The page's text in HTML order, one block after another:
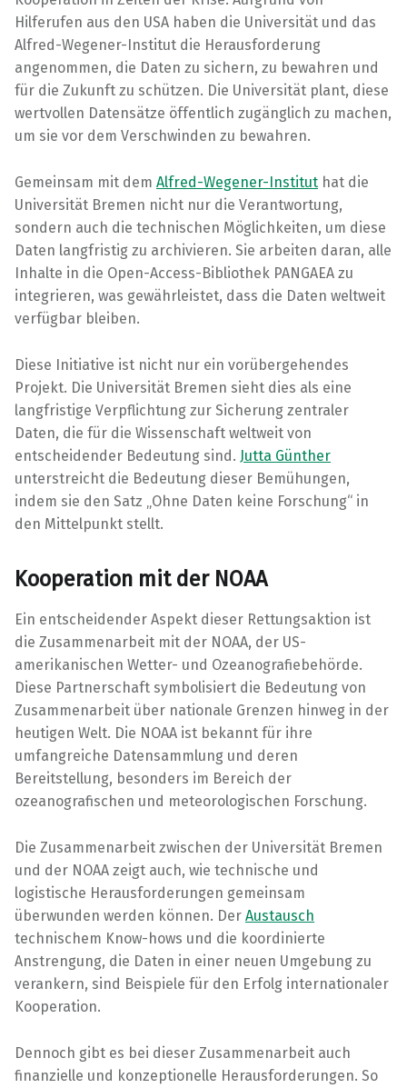
Hilferufen aus den USA haben die Universität und das
Alfred-Wegener-Institut die Herausforderung
angenommen, die Daten zu sichern, zu bewahren und
für die Zukunft zu schützen. Die Universität plant, diese
wertvollen Datensätze öffentlich zugänglich zu machen,
um sie vor dem Verschwinden zu bewahren.
Gemeinsam mit dem Alfred-Wegener-Institut hat die
Universität Bremen nicht nur die Verantwortung,
sondern auch die technischen Möglichkeiten, um diese
Daten langfristig zu archivieren. Sie arbeiten daran, alle
Inhalte in die Open-Access-Bibliothek PANGAEA zu
integrieren, was gewährleistet, dass die Daten weltweit
verfügbar bleiben.
Diese Initiative ist nicht nur ein vorübergehendes
Projekt. Die Universität Bremen sieht dies als eine
langfristige Verpflichtung zur Sicherung zentraler
Daten, die für die Wissenschaft weltweit von
entscheidender Bedeutung sind. Jutta Günther
unterstreicht die Bedeutung dieser Bemühungen,
indem sie den Satz „Ohne Daten keine Forschung“ in
den Mittelpunkt stellt.
Kooperation mit der NOAA
Ein entscheidender Aspekt dieser Rettungsaktion ist
die Zusammenarbeit mit der NOAA, der US-
amerikanischen Wetter- und Ozeanografiebehörde.
Diese Partnerschaft symbolisiert die Bedeutung von
Zusammenarbeit über nationale Grenzen hinweg in der
heutigen Welt. Die NOAA ist bekannt für ihre
umfangreiche Datensammlung und deren
Bereitstellung, besonders im Bereich der
ozeanografischen und meteorologischen Forschung.
Die Zusammenarbeit zwischen der Universität Bremen
und der NOAA zeigt auch, wie technische und
logistische Herausforderungen gemeinsam
überwunden werden können. Der Austausch
technischem Know-hows und die koordinierte
Anstrengung, die Daten in einer neuen Umgebung zu
verankern, sind Beispiele für den Erfolg internationaler
Kooperation.
Dennoch gibt es bei dieser Zusammenarbeit auch
finanzielle und konzeptionelle Herausforderungen. So